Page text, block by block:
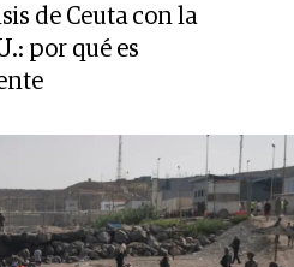
de Ceuta con la
por qué es